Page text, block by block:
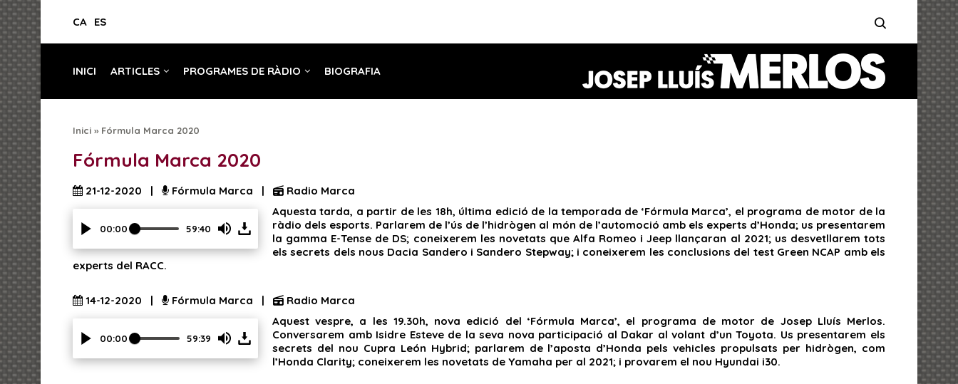
CA ES
INICI ARTICLES PROGRAMES DE RÀDIO BIOGRAFIA
Inici » Fórmula Marca 2020
Fórmula Marca 2020
21-12-2020 | Fórmula Marca | Radio Marca
00:00 59:40
Enter
to
show
slider.
Aquesta tarda, a partir de les 18h, última edició de la temporada de ‘Fórmula Marca’, el programa de motor de la
ràdio dels esports. Parlarem de l’ús de l’hidrògen al món de l’automoció amb els experts d’Honda; us presentarem
la gamma E-Tense de DS; coneixerem les novetats que Alfa Romeo i Jeep llançaran al 2021; us desvetllarem tots
els secrets dels nous Dacia Sandero i Sandero Stepway; i coneixerem les conclusions del test Green NCAP amb els
experts del RACC.
14-12-2020 | Fórmula Marca | Radio Marca
00:00 59:39
Enter
Aquest vespre, a les 19.30h, nova edició del ‘Fórmula Marca’, el programa de motor de Josep Lluís Merlos.
Conversarem amb Isidre Esteve de la seva nova participació al Dakar al volant d’un Toyota. Us presentarem els
secrets del nou Cupra León Hybrid; parlarem de l’aposta d’Honda pels vehicles propulsats per hidrògen, com
l’Honda Clarity; coneixerem les novetats de Yamaha per al 2021; i provarem el nou Hyundai i30.